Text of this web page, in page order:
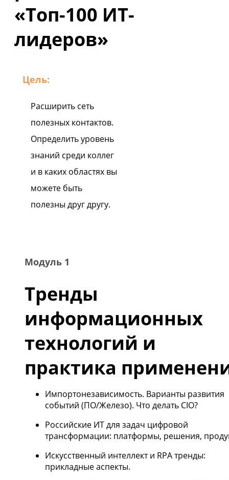
«Топ-100 ИТ-
лидеров»
Цель:
Расширить сеть
полезных контактов.
Определить уровень
знаний среди коллег
и в каких областях вы
можете быть
полезны друг другу.
Модуль 1
Тренды
информационных
технологий и
практика
Импортонезависимость. Варианты развития
событий (ПО/Железо). Что делать CIO?
Российские ИТ для задач цифровой
трансформации: платформы, решения,
Искусственный интеллект и RPA тренды:
прикладные аспекты.